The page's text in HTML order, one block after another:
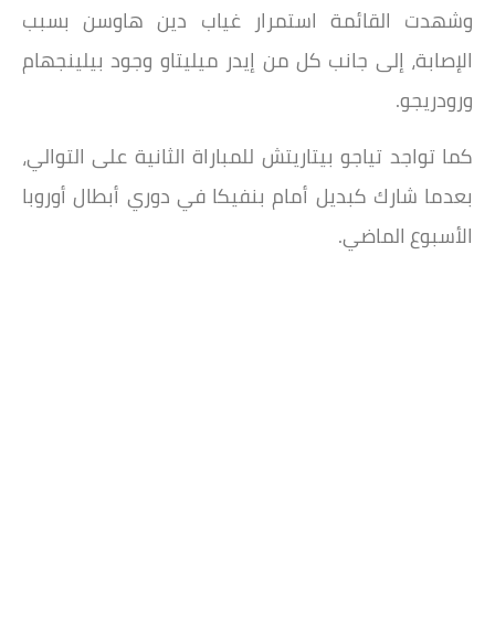
وشهدت القائمة استمرار غياب دين هاوسن بسبب
الإصابة، إلى جانب كل من إيدر ميليتاو وجود بيلينجهام
ورودريجو.
كما تواجد تياجو بيتاريتش للمباراة الثانية على التوالي،
بعدما شارك كبديل أمام بنفيكا في دوري أبطال أوروبا
الأسبوع الماضي.